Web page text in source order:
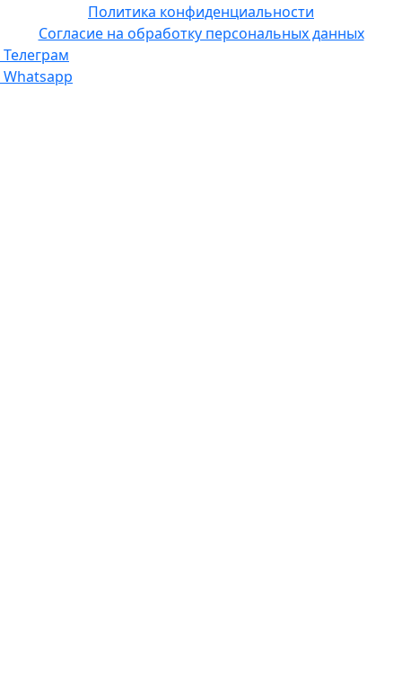
Политика конфиденциальности
Согласие на обработку персональных данных
Телеграм
Whatsapp